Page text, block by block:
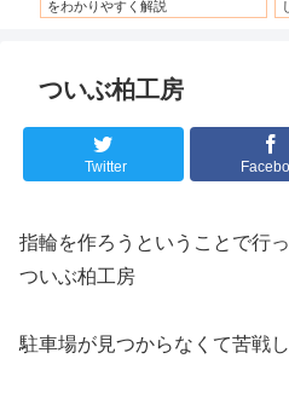
ついぶ柏工房
Twitter
指輪を作ろうということで行
ついぶ柏工房
駐車場が見つからなくて苦戦